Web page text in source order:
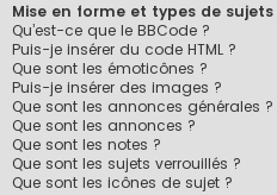
Mise en forme et types de sujets
Qu’est-ce que le BBCode ?
Puis-je insérer du code HTML ?
Que sont les émoticônes ?
Puis-je insérer des images ?
Que sont les annonces générales ?
Que sont les annonces ?
Que sont les notes ?
Que sont les sujets verrouillés ?
Que sont les icônes de sujet ?